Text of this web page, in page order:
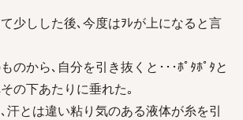
少しした後､今度はｦﾚが上になると言
のから､自分を引き抜くと･･･ﾎﾟﾀﾎﾟﾀと
の下あたりに垂れた｡
汗とは違い粘り気のある液体が糸を引